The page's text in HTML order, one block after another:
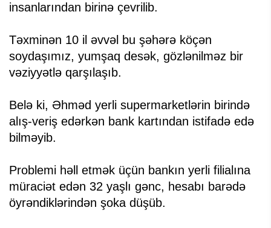
insanlarından birinə çevrilib.
Təxminən 10 il əvvəl bu şəhərə köçən
soydaşımız, yumşaq desək, gözlənilməz bir
vəziyyətlə qarşılaşıb.
Belə ki, Əhməd yerli supermarketlərin birində
alış-veriş edərkən bank kartından istifadə edə
bilməyib.
Problemi həll etmək üçün bankın yerli filialına
müraciət edən 32 yaşlı gənc, hesabı barədə
öyrəndiklərindən şoka düşüb.